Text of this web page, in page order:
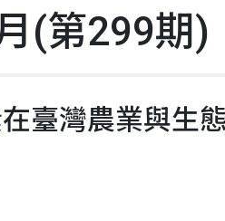
(第299期)
臺灣農業與生